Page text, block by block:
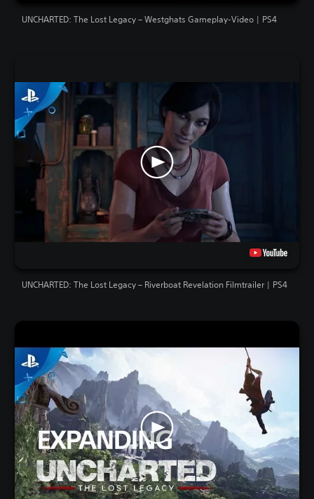
UNCHARTED: The Lost Legacy – Westghats Gameplay-Video | PS4
UNCHARTED: The Lost Legacy – Riverboat Revelation Filmtrailer | PS4